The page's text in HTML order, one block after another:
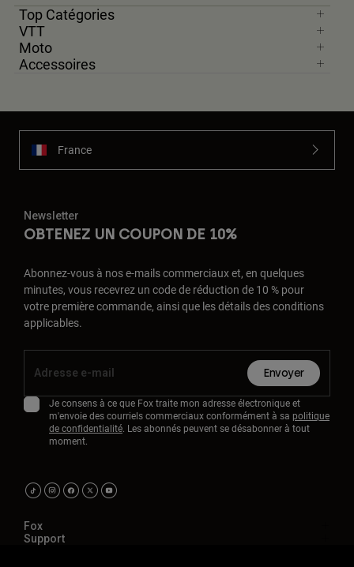
Top Catégories
VTT
Moto
Accessoires
France
Newsletter
OBTENEZ UN COUPON DE 10%
Abonnez-vous à nos e-mails commerciaux et, en quelques
minutes, vous recevrez un code de réduction de 10 % pour
votre première commande, ainsi que les détails des conditions
applicables.
Envoyer
Je consens à ce que Fox traite mon adresse électronique et
m'envoie des courriels commerciaux conformément à sa politique
de confidentialité. Les abonnés peuvent se désabonner à tout
moment.
Fox
Support